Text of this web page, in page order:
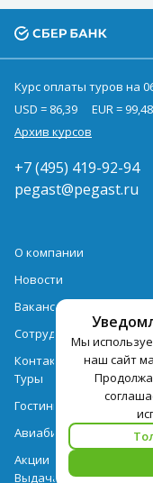
Мы
наш сайт
Курс оплаты туров на
USD = 86,39
EUR = 99,48
Архив курсов
+7 (495) 419-92-94
pegast@pegast.ru
О компании
Новости
Вакансии
Сотрудничество
Контактная
Туры
Гостиницы
Авиабилеты
Акции
Выдача документов